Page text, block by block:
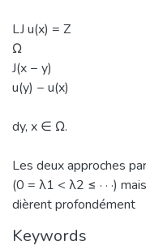
LJ u(x) = Z
Ω
J(x − y)
u(y) − u(x)
dy, x ∈ Ω.
Les deux approches
(0 = λ1 < λ2 ≤ · · ·) mais
dièrent profondément
Keywords